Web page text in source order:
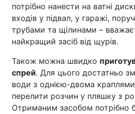
потрібно нанести на ватні
входів у підвал, у гаражі,
трубами та щілинами –
найкращий засіб від щурів.
Також можна швидко
спрей. Для цього достатньо
води з однією-двома краплями
перелити розчин у пляшку з
Отриманим засобом потрібно